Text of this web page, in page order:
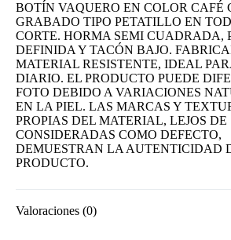
BOTÍN VAQUERO EN COLOR CAFÉ
GRABADO TIPO PETATILLO EN
CORTE. HORMA SEMI CUADRADA,
DEFINIDA Y TACÓN BAJO.
MATERIAL RESISTENTE, IDEAL
DIARIO. EL PRODUCTO PUEDE
FOTO DEBIDO A VARIACIONES
EN LA PIEL. LAS MARCAS Y
PROPIAS DEL MATERIAL, LEJOS DE
CONSIDERADAS COMO DEFECTO,
DEMUESTRAN LA AUTENTICIDAD
PRODUCTO.
Valoraciones (0)